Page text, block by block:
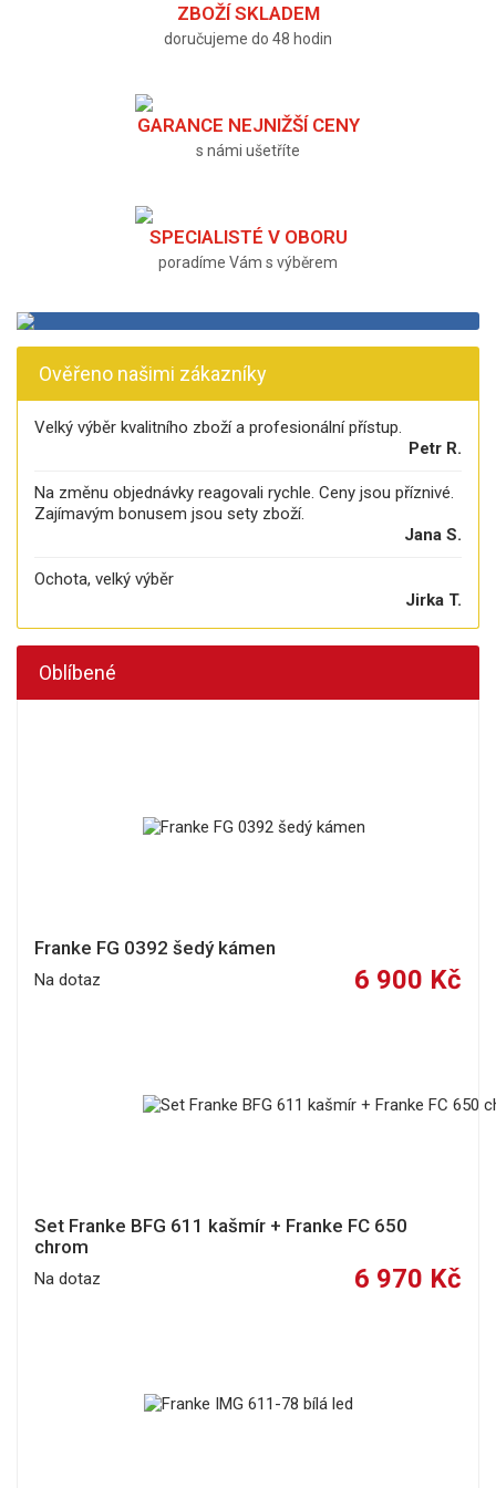
ZBOŽÍ SKLADEM
doručujeme do 48 hodin
GARANCE NEJNIŽŠÍ CENY
s námi ušetříte
SPECIALISTÉ V OBORU
poradíme Vám s výběrem
Ověřeno našimi zákazníky
Velký výběr kvalitního zboží a profesionální přístup.
Petr R.
Na změnu objednávky reagovali rychle. Ceny jsou příznivé.
Zajímavým bonusem jsou sety zboží.
Jana S.
Ochota, velký výběr
Jirka T.
Oblíbené
Franke FG 0392 šedý kámen
Na dotaz 6 900 Kč
Set Franke BFG 611 kašmír + Franke FC 650
chrom
Na dotaz 6 970 Kč